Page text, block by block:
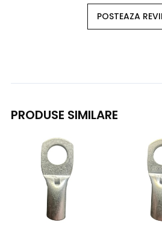
POSTEAZA
PRODUSE SIMILARE